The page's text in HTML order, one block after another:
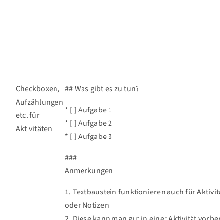
Checkboxen,
Aufzählungen
etc. für
Aktivitäten
## Was gibt es zu tun?
* [ ] Aufgabe 1
* [ ] Aufgabe 2
* [ ] Aufgabe 3
###
Anmerkungen
1. Textbaustein funktionieren auch für
oder Notizen